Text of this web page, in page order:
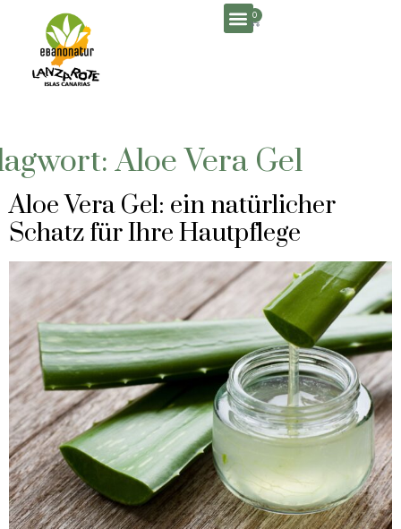
0
Aloe Vera Gel
Aloe Vera Gel: ein natürlicher
Schatz für Ihre Hautpflege